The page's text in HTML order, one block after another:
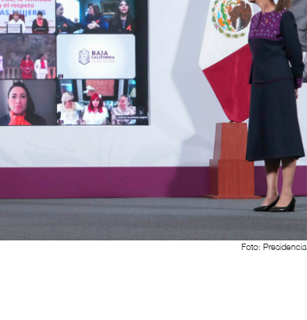
Foto: Presidencia